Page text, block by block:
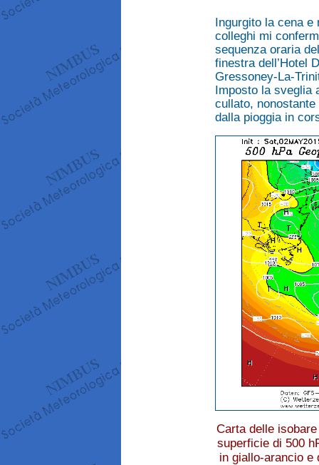
Ingurgito la cena
colleghi mi
sequenza oraria
finestra dell’Hotel
Gressoney-La-
Imposto la sveglia
cullato,
dalla pioggia in
Carta delle
superficie di 500
in giallo-arancio e